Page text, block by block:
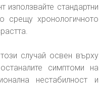
стандартни
срещу хронологичното
случай освен върху
симптоми на
нестабилност и